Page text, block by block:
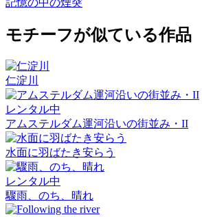
モチーフが似ている作品
仁淀川
レンタル中
アムステルダム運河沿いの街並み・II
水面に羽ばたき安らう
レンタル中
驟雨、のち、晴れ